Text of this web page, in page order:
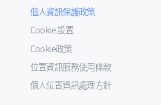
個人資訊保護政策
Cookie 設置
Cookie政策
位置資訊服務使用條款
個人位置資訊處理方針